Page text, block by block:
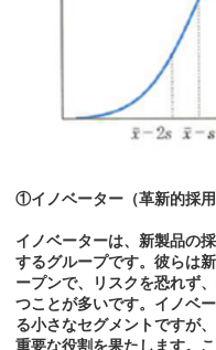
①イノベーター（革新的採用
イノベーターは、新製品の
するグループです。彼らは
ープンで、リスクを恐れず
つことが多いです。イノベ
る小さなセグメントですが
重要な役割を果たします。